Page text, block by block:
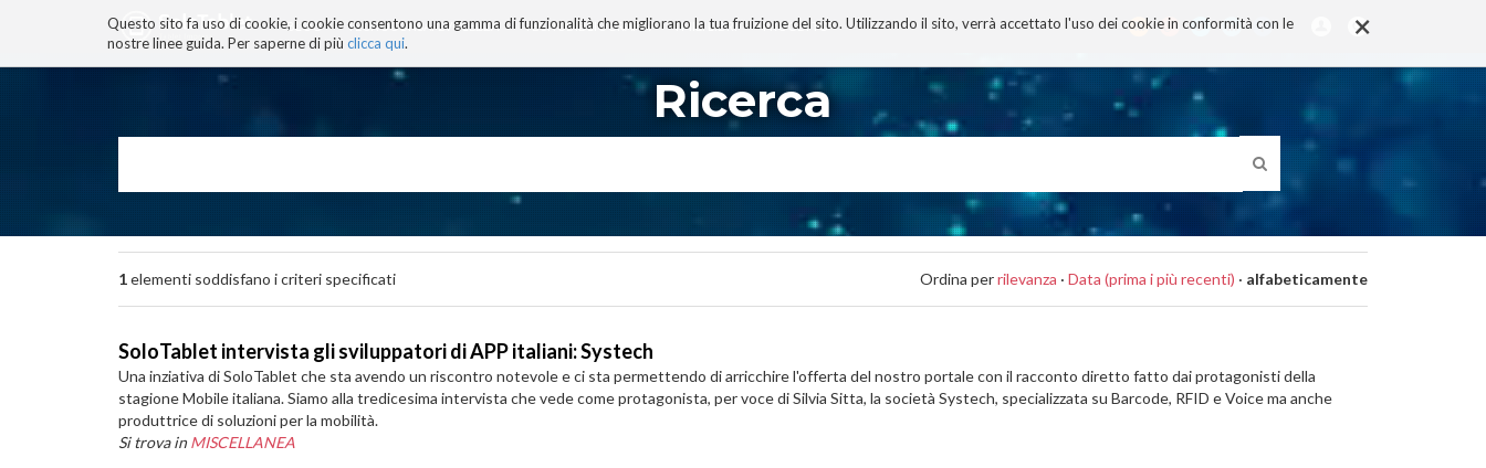
×
Questo sito fa uso di cookie, i cookie consentono una gamma di funzionalità che migliorano la tua fruizione del sito. Utilizzando il sito, verrà accettato l'uso dei cookie in conformità con le
nostre linee guida. Per saperne di più clicca qui.
BLOG TECNOCONSAPEVOLEZZA TECNOBIBLIOGRAFIA I MIEI LIBRI PROGETTO
navigazione
Ricerca
1elementi soddisfano i criteri specificati Ordina perrilevanza · Data (prima i più recenti) · alfabeticamente
SoloTablet intervista gli sviluppatori di APP italiani: Systech
Una inziativa di SoloTablet che sta avendo un riscontro notevole e ci sta permettendo di arricchire l'offerta del nostro portale con il racconto diretto fatto dai protagonisti della
stagione Mobile italiana. Siamo alla tredicesima intervista che vede come protagonista, per voce di Silvia Sitta, la società Systech, specializzata su Barcode, RFID e Voice ma anche
produttrice di soluzioni per la mobilità.
Si trova in MISCELLANEA